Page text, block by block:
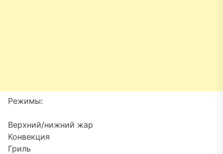
Режимы:
Верхний/нижний жар
Конвекция
Гриль